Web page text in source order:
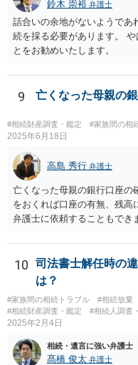
鈴木 崇裕 弁護士
話合いの余地がないようであ
続を採る必要があります。
とをお勧めいたします。
9 亡くなった母親の
#相続財産調査・鑑定 #家族間の相
2025年6月18日
高島 秀行 弁護士
亡くなった母親の銀行口座の
をおくれば口座の有無、残
弁護士に依頼することもでき
高は教えてくれると思いま
であれば、弁護士に相談し
10
司法書士解任時の
は？
#家族間の相続トラブル #相続放棄
#相続財産調査・鑑定
#相続人調査
2025年2月4日
相続・遺言に強い弁護士
髙橋 俊太 弁護士